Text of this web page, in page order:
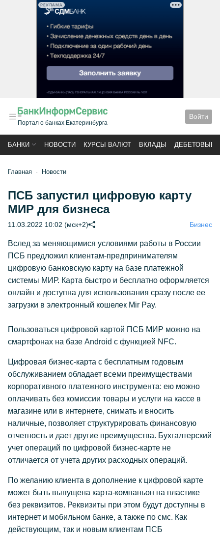
РЕКЛАМА
Портал о банках Екатеринбурга
Войти
БАНКИ НОВОСТИ КУРСЫ ВАЛЮТ ВКЛАДЫ ДЕБЕТОВЫЕ
Главная Новости
ПСБ запустил цифровую карту
МИР для бизнеса
11.03.2022 10:02 (мск+2) Бизнес
Вслед за меняющимися условиями работы в России
ПСБ предложил клиентам-предпринимателям
цифровую банковскую карту на базе платежной
системы МИР. Карта быстро и бесплатно оформляется
онлайн и доступна для использования сразу после ее
загрузки в электронный кошелек Mir Pay.
Пользоваться цифровой картой ПСБ МИР можно на
смартфонах на базе Android с функцией NFC.
Цифровая бизнес-карта с бесплатным годовым
обслуживанием обладает всеми преимуществами
корпоративного платежного инструмента: ею можно
оплачивать без комиссии товары и услуги на кассе в
магазине или в интернете, снимать и вносить
наличные, позволяет структурировать финансовую
отчетность и дает другие преимущества. Бухгалтерский
учет операций по цифровой бизнес-карте не
отличается от учета других расходных операций.
По желанию клиента в дополнение к цифровой карте
может быть выпущена карта-компаньон на пластике
без реквизитов. Реквизиты при этом будут доступны в
интернет и мобильном банке, а также по смс. Как
действующим, так и новым клиентам ПСБ